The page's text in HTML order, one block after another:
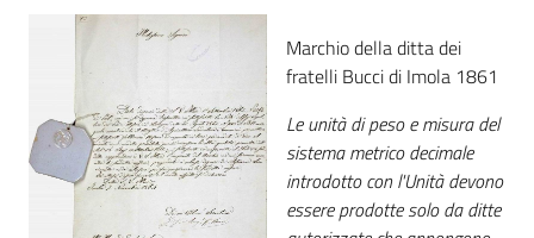
Marchio della ditta dei
fratelli Bucci di Imola 1861
Le unità di peso e misura del
sistema metrico decimale
introdotto con l'Unità devono
essere prodotte solo da ditte